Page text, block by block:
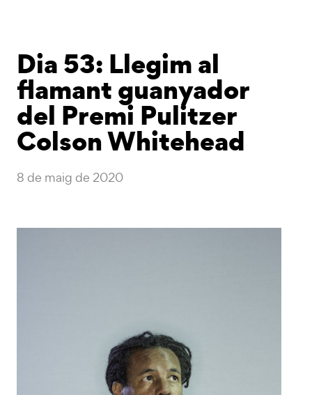
Dia 53: Llegim al
flamant guanyador
del Premi Pulitzer
Colson Whitehead
8 de maig de 2020